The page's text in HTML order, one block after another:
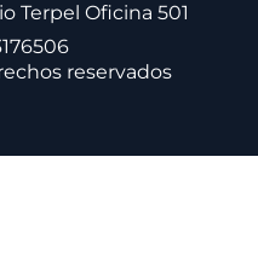
Terpel Oficina 501
reservados